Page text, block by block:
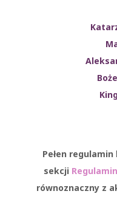
Pełen
sekcji
równoznaczny z